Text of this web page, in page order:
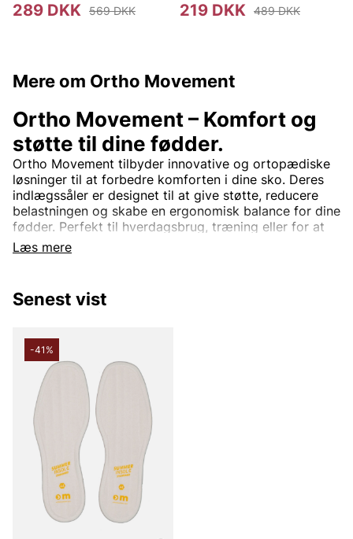
289 DKK 569 DKK 219 DKK 489 DKK
Mere om Ortho Movement
Læs mere
Ortho Movement – Komfort og
støtte til dine fødder.
Ortho Movement tilbyder innovative og ortopædiske
løsninger til at forbedre komforten i dine sko. Deres
indlægssåler er designet til at give støtte, reducere
belastningen og skabe en ergonomisk balance for dine
fødder. Perfekt til hverdagsbrug, træning eller for at
lindre fodrelaterede problemer, hjælper Ortho
Movement dig med at have det godt helt fra starten.
Senest vist
-41%